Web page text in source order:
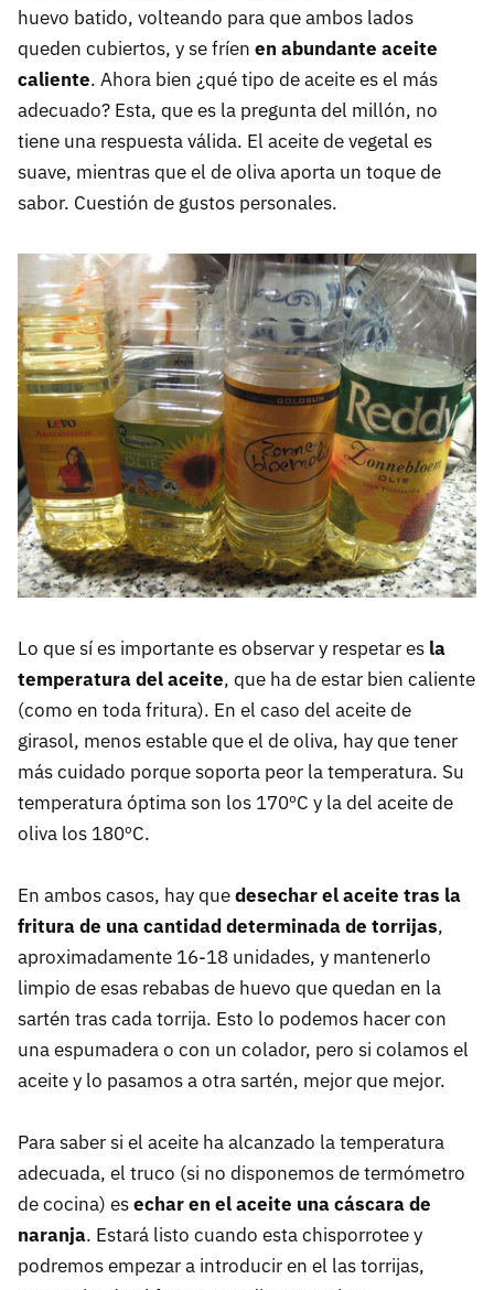
huevo batido, volteando para que ambos lados
queden cubiertos, y se fríen en abundante aceite
caliente. Ahora bien ¿qué tipo de aceite es el más
adecuado? Esta, que es la pregunta del millón, no
tiene una respuesta válida. El aceite de vegetal es
suave, mientras que el de oliva aporta un toque de
sabor. Cuestión de gustos personales.
Lo que sí es importante es observar y respetar es la
temperatura del aceite, que ha de estar bien caliente
(como en toda fritura). En el caso del aceite de
girasol, menos estable que el de oliva, hay que tener
más cuidado porque soporta peor la temperatura. Su
temperatura óptima son los 170ºC y la del aceite de
oliva los 180ºC.
En ambos casos, hay quedesechar el aceite tras la
fritura de una cantidad determinada de torrijas,
aproximadamente 16-18 unidades, y mantenerlo
limpio de esas rebabas de huevo que quedan en la
sartén tras cada torrija. Esto lo podemos hacer con
una espumadera o con un colador, pero si colamos el
aceite y lo pasamos a otra sartén, mejor que mejor.
Para saber si el aceite ha alcanzado la temperatura
adecuada, el truco (si no disponemos de termómetro
de cocina) esechar en el aceite una cáscara de
naranja. Estará listo cuando esta chisporrotee y
podremos empezar a introducir en el las torrijas,